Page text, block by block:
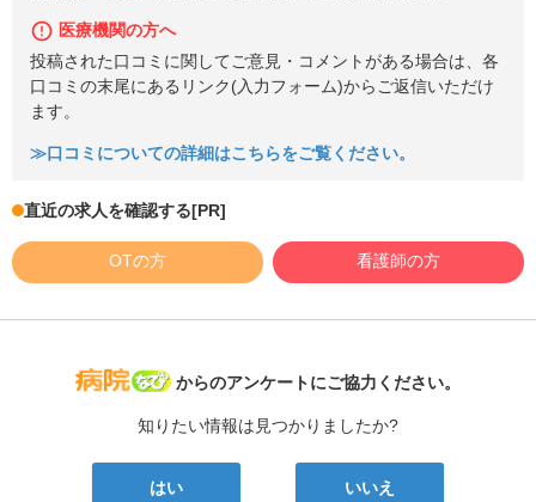
医療機関の方へ
投稿された口コミに関してご意見・コメントがある場合は、各
口コミの末尾にあるリンク(入力フォーム)からご返信いただけ
ます。
≫口コミについての詳細はこちらをご覧ください。
直近の求人を確認する[PR]
OTの方 看護師の方
病院なび
からのアンケートにご協力ください。
知りたい情報は見つかりましたか?
はい いいえ